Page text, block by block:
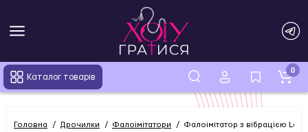
Каталог товарів
0
Головна Дрочилки Фалоімітатори Фалоімітатор з вібрацією